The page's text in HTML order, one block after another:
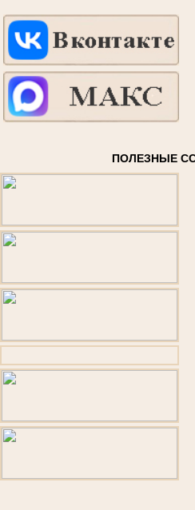
ПОЛЕЗНЫЕ